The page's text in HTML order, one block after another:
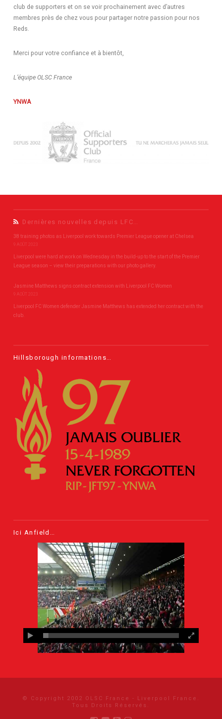
club de supporters et on se voir prochainement avec d’autres
membres près de chez vous pour partager notre passion pour nos
Reds.
Merci pour votre confiance et à bientôt,
L’équipe OLSC France
YNWA
Dernières nouvelles depuis LFC…
38 training photos as Liverpool work towards Premier League opener at Chelsea
9 AOÛT 2023
Liverpool were hard at work on Wednesday in the build-up to the start of the Premier
League season – view their preparations with our photo gallery.
Jasmine Matthews signs contract extension with Liverpool FC Women
9 AOÛT 2023
Liverpool FC Women defender Jasmine Matthews has extended her contract with the
club.
Hillsborough informations…
Ici Anfield…
© Copyright 2002 OLSC France - Liverpool France.
Tous Droits Réservés.